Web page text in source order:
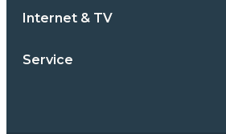
Internet & TV
Service